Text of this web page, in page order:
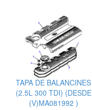
TAPA DE BALANCINES
(2.5L 300 TDI) (DESDE
(V)MA081992 )